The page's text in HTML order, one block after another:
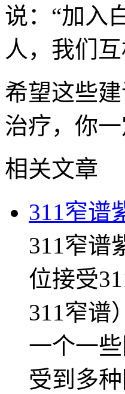
说：“加入
人，我们
希望这些
治疗，你
相关文章
311窄谱
311窄谱
位接受
311窄谱
一个一
受到多